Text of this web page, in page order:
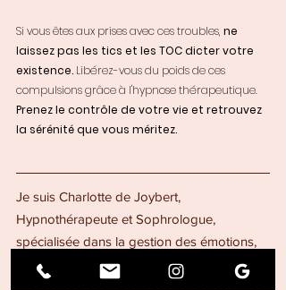
Si vous êtes aux prises avec ces troubles, ne
laissez pas les tics et les TOC dicter votre
existence. Libérez-vous du poids de ces
compulsions grâce à l'hypnose thérapeutique.
Prenez le contrôle de votre vie et retrouvez
la sérénité que vous méritez.
Je suis Charlotte de Joybert,
Hypnothérapeute et Sophrologue,
spécialisée dans la gestion des émotions,
la gestion du poids et l'arrêt du tabac.